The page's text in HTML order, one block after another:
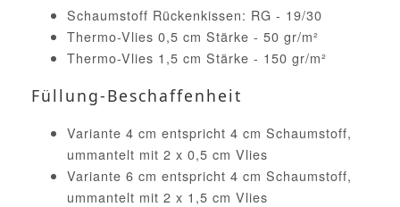
Schaumstoff Rückenkissen: RG - 19/30
Thermo-Vlies 0,5 cm Stärke - 50 gr/m²
Thermo-Vlies 1,5 cm Stärke - 150 gr/m²
Füllung-Beschaffenheit
Variante 4 cm entspricht 4 cm Schaumstoff,
ummantelt mit 2 x 0,5 cm Vlies
Variante 6 cm entspricht 4 cm Schaumstoff,
ummantelt mit 2 x 1,5 cm Vlies